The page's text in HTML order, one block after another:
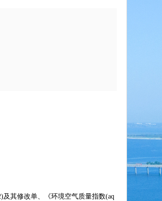
其修改单、《环境空气质量指数(aq